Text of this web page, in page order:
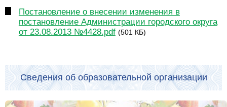
Постановление о внесении изменения в
постановление Администрации городского округа
от 23.08.2013 №4428.pdf (501 КБ)
Сведения об образовательной организации